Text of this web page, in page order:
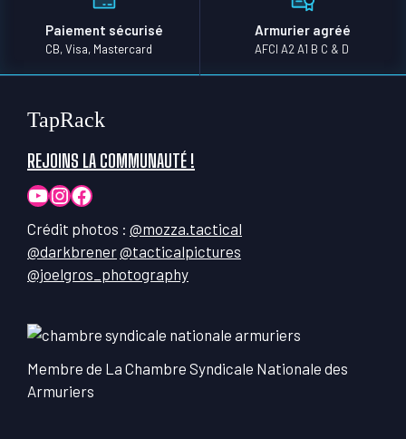
Paiement sécurisé
CB, Visa, Mastercard
Armurier agréé
AFCI A2 A1 B C & D
TapRack
REJOINS LA COMMUNAUTÉ !
YouTube
Instagram
Facebook
Crédit photos : @mozza.tactical
@darkbrener@tacticalpictures
@joelgros_photography
Membre de La Chambre Syndicale Nationale des
Armuriers